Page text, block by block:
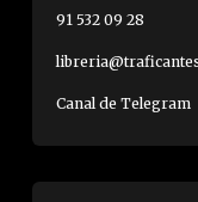
91 532 09 28
Canal de Telegram